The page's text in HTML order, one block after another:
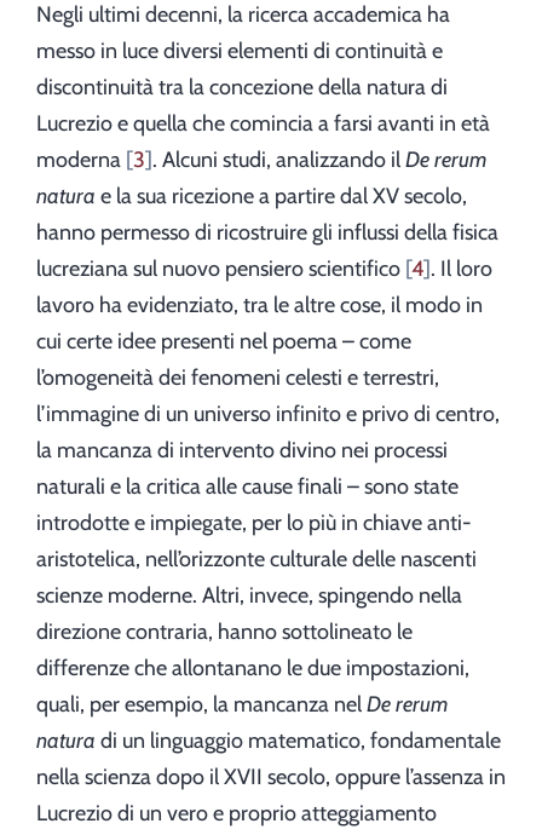
Negli ultimi decenni, la ricerca accademica ha
messo in luce diversi elementi di continuità e
discontinuità tra la concezione della natura di
Lucrezio e quella che comincia a farsi avanti in età
moderna 3 . Alcuni studi, analizzando ilDe rerum
natura e la sua ricezione a partire dal XV secolo,
hanno permesso di ricostruire gli influssi della fisica
lucreziana sul nuovo pensiero scientifico 4 . Il loro
lavoro ha evidenziato, tra le altre cose, il modo in
cui certe idee presenti nel poema – come
l’omogeneità dei fenomeni celesti e terrestri,
l’immagine di un universo infinito e privo di centro,
la mancanza di intervento divino nei processi
naturali e la critica alle cause finali – sono state
introdotte e impiegate, per lo più in chiave anti-
aristotelica, nell’orizzonte culturale delle nascenti
scienze moderne. Altri, invece, spingendo nella
direzione contraria, hanno sottolineato le
differenze che allontanano le due impostazioni,
quali, per esempio, la mancanza nelDe rerum
natura di un linguaggio matematico, fondamentale
nella scienza dopo il XVII secolo, oppure l’assenza in
Lucrezio di un vero e proprio atteggiamento